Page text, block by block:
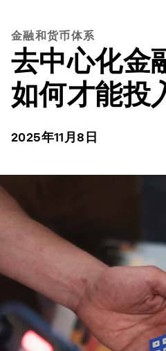
金融和货币体系
去中心化金
如何才能投
2025年11月8日